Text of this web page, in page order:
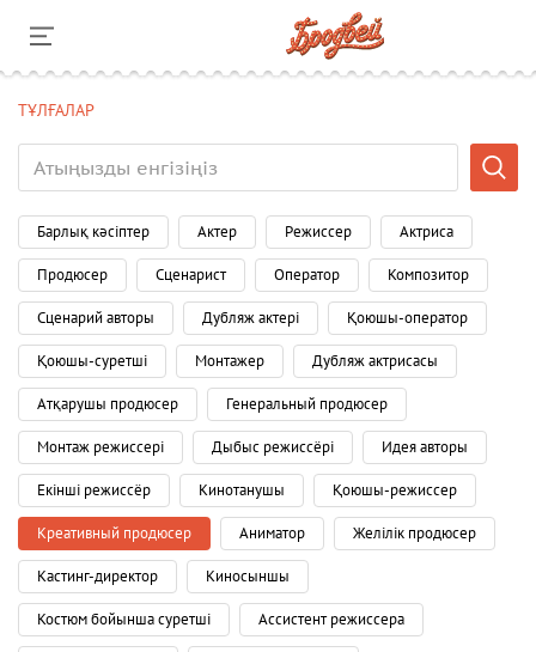
ТҰЛҒАЛАР
Барлық кәсіптер Актер Режиссер Актриса
Продюсер Сценарист Оператор Композитор
Сценарий авторы Дубляж актері Қоюшы-оператор
Қоюшы-суретші Монтажер Дубляж актрисасы
Атқарушы продюсер Генеральный продюсер
Монтаж режиссері Дыбыс режиссёрі Идея авторы
Екінші режиссёр Кинотанушы Қоюшы-режиссер
Креативный продюсер Аниматор Желілік продюсер
Кастинг-директор Киносыншы
Костюм бойынша суретші Ассистент режиссера